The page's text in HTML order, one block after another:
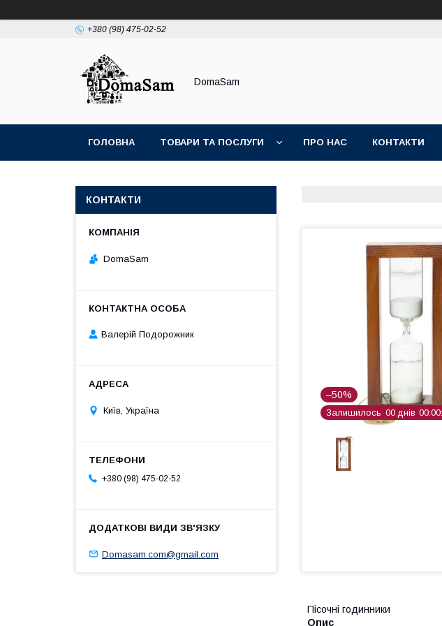
+380 (98) 475-02-52
DomaSam
ГОЛОВНА ТОВАРИ ТА ПОСЛУГИ ПРО НАС КОНТАКТИ
–50%
Залишилось 00 днів 00 00
Пісочні годинники
Опис
КОНТАКТИ
DomaSam
Валерій Подорожник
Київ, Україна
+380 (98) 475-02-52
Domasam.com@gmail.com